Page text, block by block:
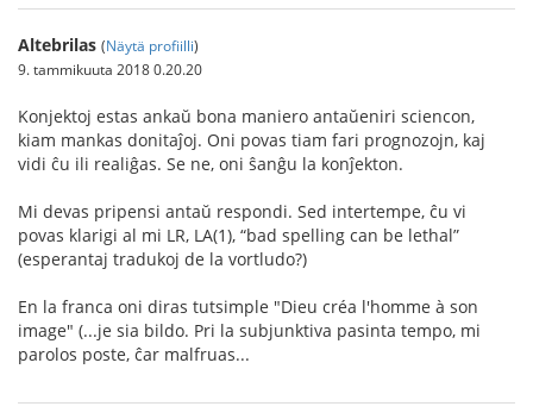
Altebrilas (Näytä profiilli)
9. tammikuuta 2018 0.20.20
Konjektoj estas ankaŭ bona maniero antaŭeniri sciencon,
kiam mankas donitaĵoj. Oni povas tiam fari prognozojn, kaj
vidi ĉu ili realiĝas. Se ne, oni ŝanĝu la konĵekton.
Mi devas pripensi antaŭ respondi. Sed intertempe, ĉu vi
povas klarigi al mi LR, LA(1), “bad spelling can be lethal”
(esperantaj tradukoj de la vortludo?)
En la franca oni diras tutsimple "Dieu créa l'homme à son
image" (...je sia bildo. Pri la subjunktiva pasinta tempo, mi
parolos poste, ĉar malfruas...